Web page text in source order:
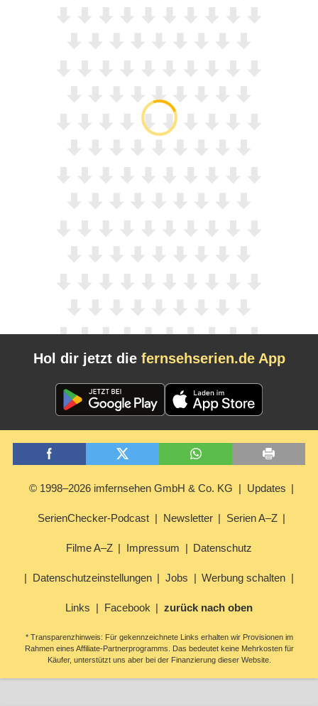
Hol dir jetzt die fernsehserien.de App
© 1998–2026 imfernsehen GmbH & Co. KG Updates
SerienChecker-Podcast Newsletter Serien A–Z
Filme A–Z Impressum Datenschutz
Datenschutzeinstellungen Jobs Werbung schalten
Links Facebook zurück nach oben
* Transparenzhinweis: Für gekennzeichnete Links erhalten wir Provisionen im
Rahmen eines Affiliate-Partnerprogramms. Das bedeutet keine Mehrkosten für
Käufer, unterstützt uns aber bei der Finanzierung dieser Website.